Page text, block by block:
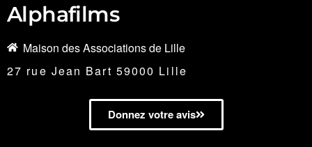
Alphafilms
Maison des Associations de Lille
27 rue Jean Bart 59000 Lille
Donnez votre avis